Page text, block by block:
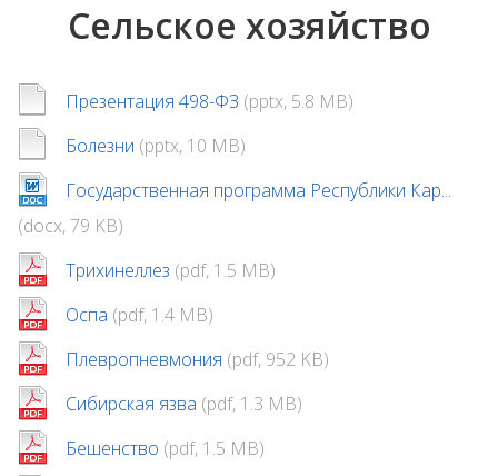
Сельское хозяйство
Презентация 498-ФЗ (pptx, 5.8 MB)
Болезни (pptx, 10 MB)
Государственная программа Республики Кар...
(docx, 79 KB)
Трихинеллез (pdf, 1.5 MB)
Оспа (pdf, 1.4 MB)
Плевропневмония (pdf, 952 KB)
Сибирская язва (pdf, 1.3 MB)
Бешенство (pdf, 1.5 MB)